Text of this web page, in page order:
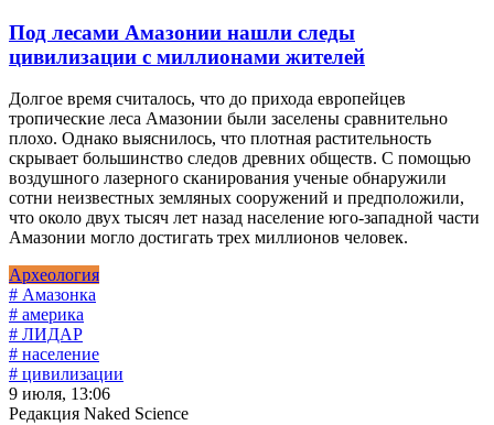
Под лесами Амазонии нашли следы
цивилизации с миллионами жителей
Долгое время считалось, что до прихода европейцев
тропические леса Амазонии были заселены сравнительно
плохо. Однако выяснилось, что плотная растительность
скрывает большинство следов древних обществ. С помощью
воздушного лазерного сканирования ученые обнаружили
сотни неизвестных земляных сооружений и предположили,
что около двух тысяч лет назад население юго-западной части
Амазонии могло достигать трех миллионов человек.
Археология
# Амазонка
# америка
# ЛИДАР
# население
# цивилизации
9 июля, 13:06
Редакция Naked Science